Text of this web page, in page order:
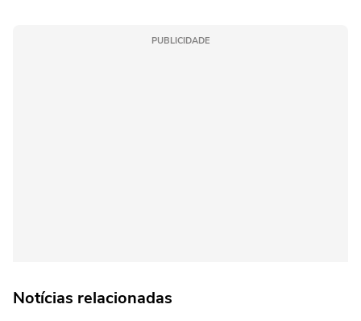
PUBLICIDADE
Notícias relacionadas